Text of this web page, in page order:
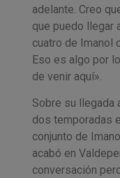
adelante. Creo
que puedo llegar
cuatro de Imanol
Eso es algo por
de venir aquí».
Sobre su llegada
dos temporadas
conjunto de
acabó en
conversación